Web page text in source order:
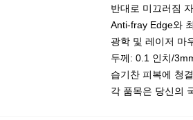
반대로 미끄러짐
Anti-fray Edge와
광학 및 레이저 마
두께: 0.1 인치/
습기찬 피복에 청
각 품목은 당신의